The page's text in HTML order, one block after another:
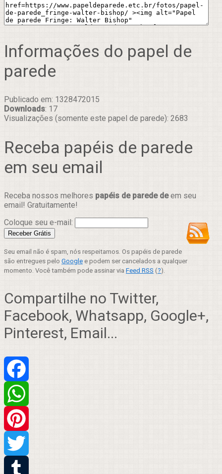
Informações do papel de
parede
Publicado em: 1328472015
Downloads: 17
Visualizações (somente este papel de parede): 2683
Receba papéis de parede
em seu email
Receba nossos melhores papéis de parede deem seu
email! Gratuitamente!
Coloque seu e-mail:
Seu email não é spam, nós respeitamos. Os papéis de parede
são entregues pelo Google e podem ser cancelados a qualquer
momento. Você também pode assinar via Feed RSS (?).
Compartilhe no Twitter,
Facebook, Whatsapp, Google+,
Pinterest, Email...
Facebook
WhatsApp
Pinterest
Twitter